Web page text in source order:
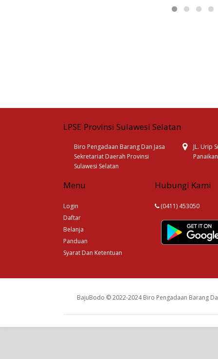
LPSE Provinsi Sulawesi Selatan
Biro Pengadaan Barang Dan Jasa
Sekretariat Daerah Provinsi
Sulawesi Selatan
JL. Urip
Menu
Login
Daftar
Belanja
Panduan
Syarat Dan Ketentuan
Hubungi Kami
(0411) 453050
BajuBodo © 2022-2024 Biro Pengadaan Barang